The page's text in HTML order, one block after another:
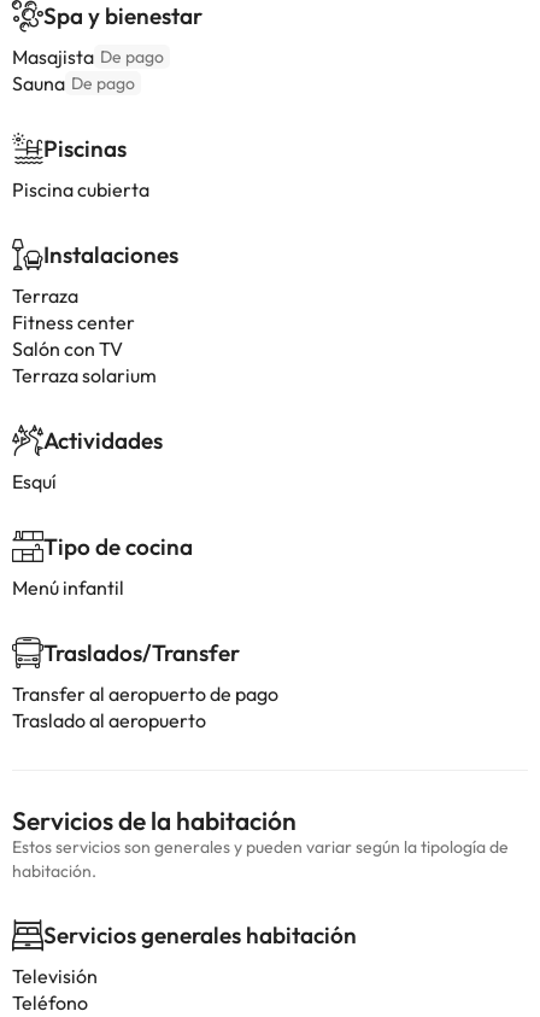
Spa y bienestar
Masajista De pago
Sauna De pago
Piscinas
Piscina cubierta
Instalaciones
Terraza
Fitness center
Salón con TV
Terraza solarium
Actividades
Esquí
Tipo de cocina
Menú infantil
Traslados/Transfer
Transfer al aeropuerto de pago
Traslado al aeropuerto
Servicios de la habitación
Estos servicios son generales y pueden variar según la tipología de
habitación.
Servicios generales habitación
Televisión
Teléfono